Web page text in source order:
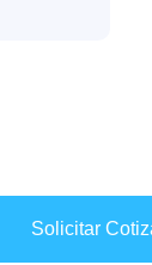
Solicitar